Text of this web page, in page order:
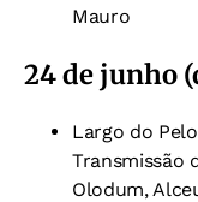
Mauro
24 de junho
Largo do
Transmissão
Olodum,